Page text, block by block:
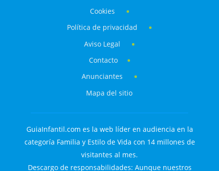
Cookies
Política de privacidad
Aviso Legal
Contacto
Anunciantes
Mapa del sitio
GuiaInfantil.com es la web líder en audiencia en la
categoría Familia y Estilo de Vida con 14 millones de
visitantes al mes.
Descargo de responsabilidades: Aunque nuestros